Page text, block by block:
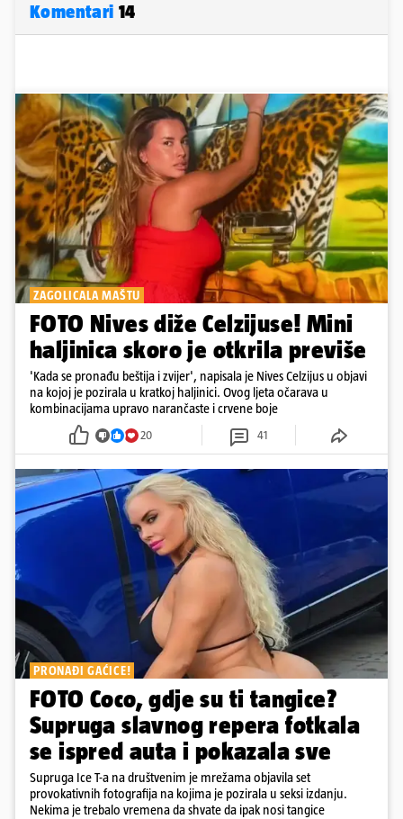
Komentari 14
ZAGOLICALA MAŠTU
FOTO Nives diže Celzijuse! Mini
haljinica skoro je otkrila previše
'Kada se pronađu beštija i zvijer', napisala je Nives Celzijus u objavi
na kojoj je pozirala u kratkoj haljinici. Ovog ljeta očarava u
kombinacijama upravo narančaste i crvene boje
20 41
PRONAĐI GAĆICE!
FOTO Coco, gdje su ti tangice?
Supruga slavnog repera fotkala
se ispred auta i pokazala sve
Supruga Ice T-a na društvenim je mrežama objavila set
provokativnih fotografija na kojima je pozirala u seksi izdanju.
Nekima je trebalo vremena da shvate da ipak nosi tangice